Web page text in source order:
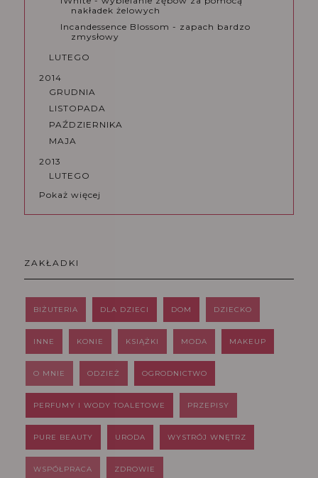
nakładek żelowych
Incandessence Blossom - zapach bardzo
zmysłowy
LUTEGO
2014
GRUDNIA
LISTOPADA
PAŹDZIERNIKA
MAJA
2013
LUTEGO
Pokaż więcej
ZAKŁADKI
BIŻUTERIA DLA DZIECI DOM DZIECKO
INNE KONIE KSIĄŻKI MODA MAKEUP
O MNIE ODZIEŻ OGRODNICTWO
PERFUMY I WODY TOALETOWE PRZEPISY
PURE BEAUTY URODA WYSTRÓJ WNĘTRZ
WSPÓŁPRACA ZDROWIE